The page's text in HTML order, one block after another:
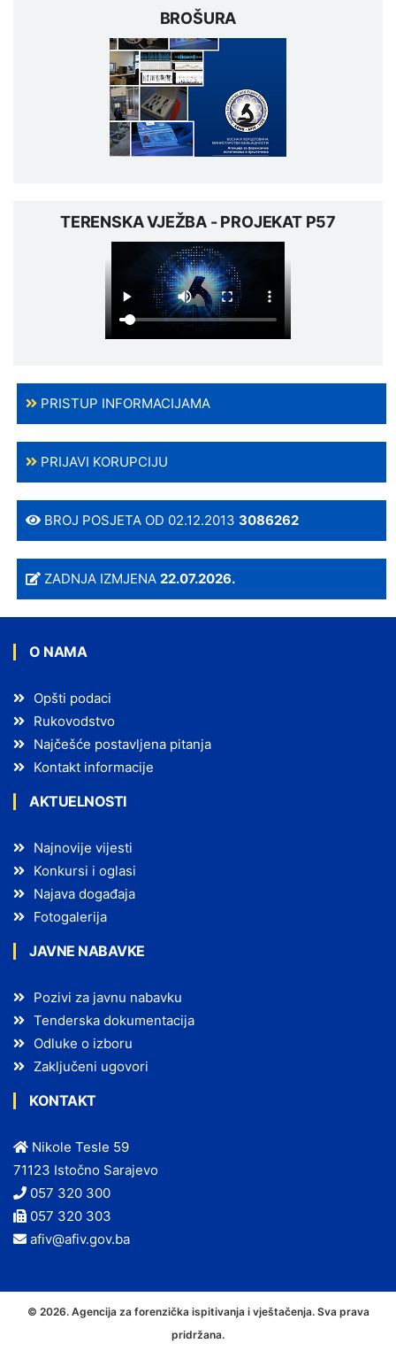
BROŠURA
TERENSKA VJEŽBA - PROJEKAT P57
PRISTUP INFORMACIJAMA
PRIJAVI KORUPCIJU
BROJ POSJETA OD 02.12.20133086262
ZADNJA IZMJENA22.07.2026.
O NAMA
Opšti podaci
Rukovodstvo
Najčešće postavljena pitanja
Kontakt informacije
AKTUELNOSTI
Najnovije vijesti
Konkursi i oglasi
Najava događaja
Fotogalerija
JAVNE NABAVKE
Pozivi za javnu nabavku
Tenderska dokumentacija
Odluke o izboru
Zaključeni ugovori
KONTAKT
Nikole Tesle 59
71123 Istočno Sarajevo
057 320 300
057 320 303
afiv@afiv.gov.ba
© 2026. Agencija za forenzička ispitivanja i vještačenja. Sva prava
pridržana.